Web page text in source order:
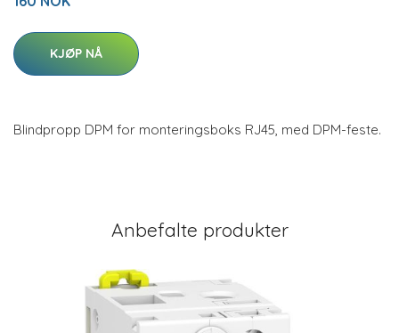
KJØP NÅ
Blindpropp DPM for monteringsboks RJ45, med DPM-feste.
Anbefalte produkter